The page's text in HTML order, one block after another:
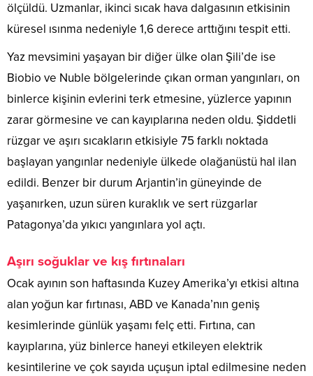
ölçüldü. Uzmanlar, ikinci sıcak hava dalgasının etkisinin
küresel ısınma nedeniyle 1,6 derece arttığını tespit etti.
Yaz mevsimini yaşayan bir diğer ülke olan Şili’de ise
Biobio ve Nuble bölgelerinde çıkan orman yangınları, on
binlerce kişinin evlerini terk etmesine, yüzlerce yapının
zarar görmesine ve can kayıplarına neden oldu. Şiddetli
rüzgar ve aşırı sıcakların etkisiyle 75 farklı noktada
başlayan yangınlar nedeniyle ülkede olağanüstü hal ilan
edildi. Benzer bir durum Arjantin’in güneyinde de
yaşanırken, uzun süren kuraklık ve sert rüzgarlar
Patagonya’da yıkıcı yangınlara yol açtı.
Aşırı soğuklar ve kış fırtınaları
Ocak ayının son haftasında Kuzey Amerika’yı etkisi altına
alan yoğun kar fırtınası, ABD ve Kanada’nın geniş
kesimlerinde günlük yaşamı felç etti. Fırtına, can
kayıplarına, yüz binlerce haneyi etkileyen elektrik
kesintilerine ve çok sayıda uçuşun iptal edilmesine neden